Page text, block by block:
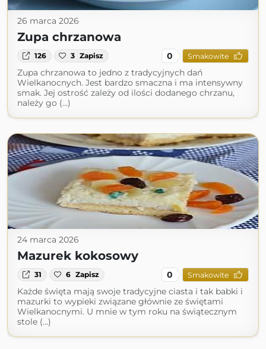
26 marca 2026
Zupa chrzanowa
126 3 Zapisz 0 Smakowite
Zupa chrzanowa to jedno z tradycyjnych dań
Wielkanocnych. Jest bardzo smaczna i ma intensywny
smak. Jej ostrość zależy od ilości dodanego chrzanu,
należy go (...)
24 marca 2026
Mazurek kokosowy
31 6 Zapisz 0 Smakowite
Każde święta mają swoje tradycyjne ciasta i tak babki i
mazurki to wypieki związane głównie ze świętami
Wielkanocnymi. U mnie w tym roku na świątecznym
stole (...)